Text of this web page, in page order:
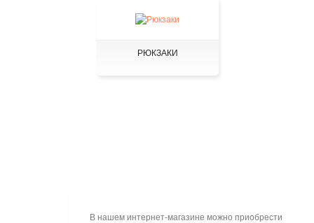
РЮКЗАКИ
В нашем интернет-магазине можно приобрести